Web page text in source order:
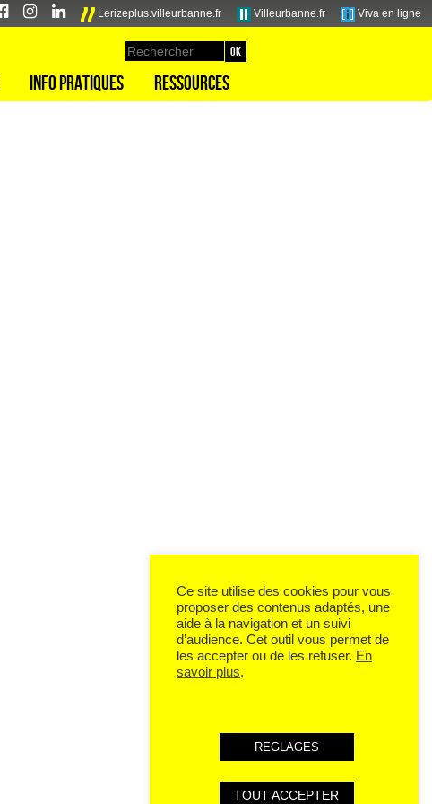
Lerizeplus.villeurbanne.fr Villeurbanne.fr Viva en ligne
Info pratiques Ressources
Ce site utilise des cookies pour vous
proposer des contenus adaptés, une
aide à la navigation et un suivi
d’audience. Cet outil vous permet de
les accepter ou de les refuser. En
savoir plus.
REGLAGES
TOUT ACCEPTER